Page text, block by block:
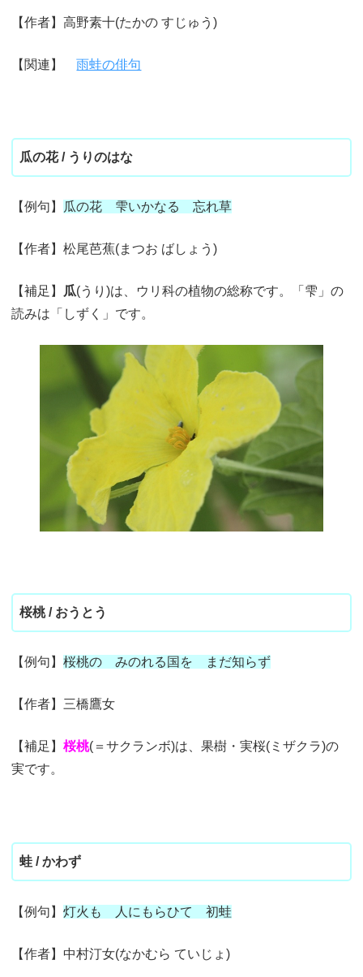
【作者】高野素十(たかの すじゅう)
【関連】雨蛙の俳句
瓜の花 / うりのはな
【例句】 瓜の花 雫いかなる 忘れ草
【作者】松尾芭蕉(まつお ばしょう)
【補足】 瓜(うり)は、ウリ科の植物の総称です。「雫」の
読みは「しずく」です。
桜桃 / おうとう
【例句】桜桃の みのれる国を まだ知らず
【作者】三橋鷹女
【補足】桜桃(＝サクランボ)は、果樹・実桜(ミザクラ)の
実です。
蛙 / かわず
【例句】灯火も 人にもらひて 初蛙
【作者】中村汀女(なかむら ていじょ)